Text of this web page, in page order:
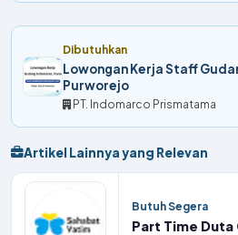
Dibutuhkan
Lowongan Kerja Staff
Purworejo
PT. Indomarco Prismatama
Artikel Lainnya yang Relevan
Butuh Segera
Part Time Duta